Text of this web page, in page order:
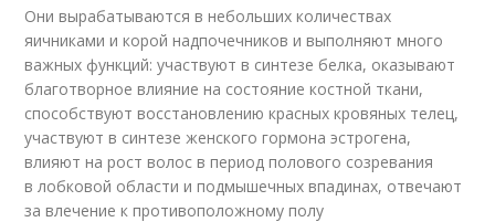
Они вырабатываются в небольших количествах
яичниками и корой надпочечников и выполняют много
важных функций: участвуют в синтезе белка, оказывают
благотворное влияние на состояние костной ткани,
способствуют восстановлению красных кровяных телец,
участвуют в синтезе женского гормона эстрогена,
влияют на рост волос в период полового созревания
в лобковой области и подмышечных впадинах, отвечают
за влечение к противоположному полу